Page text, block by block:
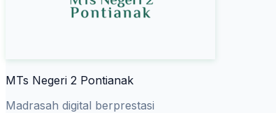
MTs Negeri 2 Pontianak
Madrasah digital berprestasi